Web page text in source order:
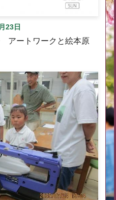
23日
アートワークと絵本原